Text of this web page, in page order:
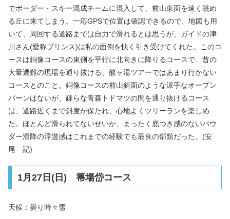
でボーダー・スキー混成チームに混入して、前山東面を遠く眺め
る丘に来てしまう。一応GPSで位置は確認できるので、地図も用
いて、周回する道路までは自力で滑れるとは思うが、ガイドの津
川さん(愛称プリンス)は私の面倒を快く引き受けてくれた。このコ
ースは銅像コースの東側を平行に北向きに降りるコースで、昔の
大量遭難の現場を通り抜ける、酸ヶ湯ツアーではあまり行かない
コースとのこと。銅像コースの前山斜面のような派手なオープン
バーンはないが、疎らな青森トドマツの間を通り抜けるコース
は、道路近くまで斜度が保たれ、心地よくツリーランを楽しめ
た。ほとんど滑られてないせいか、まったく底つき感のないパウ
ダー滑降の浮遊感はこれまでの経験でも最良の部類だった。(安
尾 記)
1月27日(日) 箒場岱コース
天候：曇り時々雪